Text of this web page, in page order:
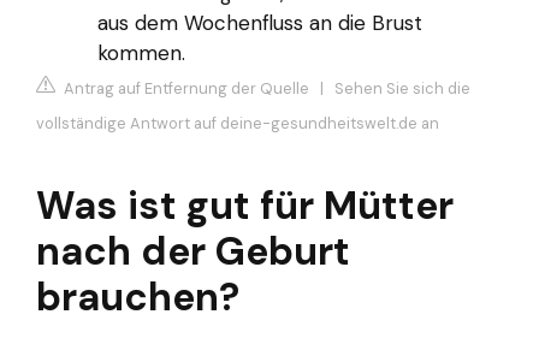
aus dem Wochenfluss an die Brust
kommen.
Antrag auf Entfernung der Quelle | Sehen Sie sich die
vollständige Antwort auf deine-gesundheitswelt.de an
Was ist gut für Mütter
nach der Geburt
brauchen?